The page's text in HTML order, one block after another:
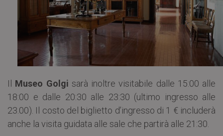
Il Museo Golgi sarà inoltre visitabile dalle 15:00 alle
18:00 e dalle 20:30 alle 23:30 (ultimo ingresso alle
23.00). Il costo del biglietto d’ingresso di 1 € includerà
anche la visita guidata alle sale che partirà alle 21:30.